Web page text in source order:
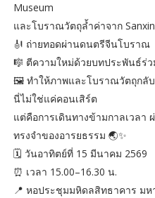
Museum
และโบราณวัตถุล้ำค่าจาก
🎻 ถ่ายทอดผ่านดนตรีจีนโบราณ
🎼 ตีความใหม่ด้วยบทประพันธ์ร่
🖼 ทำให้ภาพและโบราณวัตถุกลั
นี่ไม่ใช่แค่คอนเสิร์ต
แต่คือการเดินทางข้ามกาลเวลา
ทรงจำของอารยธรรม 🌏✨
🗓 วันอาทิตย์ที่ 15 มีนาคม 2569
⏰ เวลา 15.00–16.30 น.
📍 หอประชุมมหิดลสิทธาคาร ม